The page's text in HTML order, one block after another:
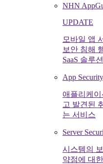
NHN
UPDATE
모바일 앱
보안 침해
SaaS 솔루션
App
애플리케
고 발견된
는 서비스
Server
시스템의
약점에 대